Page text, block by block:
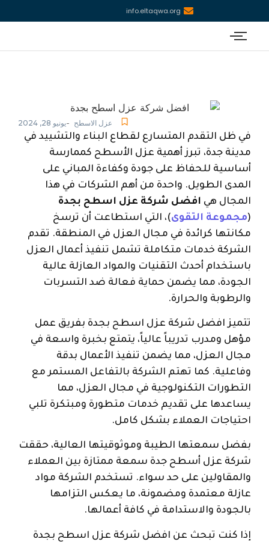
info.eltaqwa.org
عزل الاسطح -يونيو 28, 2024
في ظل التقدم المتسارع لقطاع البناء والتشييد في
مدينة جدة، تبرز أهمية عزل الأسطح كممارسة
أساسية للحفاظ على جودة وكفاءة المباني على
المدى الطويل. واحدة من أهم الشركات في هذا
المجال هي افضل شركة عزل اسطح بجدة
(مجموعة التقوى)، التي استطاعت أن ترسخ
مكانتها كرائدة في مجال العزل في المنطقة. تقدم
الشركة خدمات متكاملة تشمل تنفيذ أعمال العزل
باستخدام أحدث التقنيات والمواد العازلة عالية
الجودة، مما يضمن حماية فعالة ضد التسربات
والرطوبة والحرارة.
تتميز افضل شركة عزل اسطح بجدة بفريق عمل
مؤهل ومدرب تدريباً عالياً، يتمتع بخبرة واسعة في
مجال العزل، مما يضمن تنفيذ الأعمال بدقة
وفاعلية. كما تهتم الشركة بالتفاعل المستمر مع
التطورات التكنولوجية في مجال العزل، مما
يساعدها على تقديم خدمات متطورة ومبتكرة تلبي
احتياجات العملاء بشكل كامل.
بفضل سمعتها الطيبة وموثوقيتها العالية، حققت
شركة عزل أسطح جدة سمعة ممتازة بين العملاء
والمقاولين على حد سواء. تستخدم الشركة مواد
عازلة معتمدة ومضمونة، ما يعكس التزامها
بالجودة والاستدامة في كافة أعمالها.
إذا كنت تبحث عن افضل شركة عزل اسطح بجدة